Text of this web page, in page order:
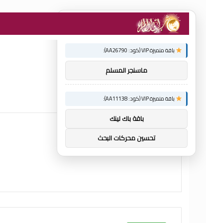
توصيات :
باقة متميزة VIP (كود: AA26790):
ماسنجر المسلم
باقة متميزة VIP (كود: AA11138):
باقة باك لينك
تحسين محركات البحث